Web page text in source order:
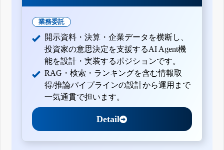
業務委託
開示資料・決算・企業データを横断し、
投資家の意思決定を支援するAI Agent機
能を設計・実装するポジションです。
RAG・検索・ランキングを含む情報取
得/推論パイプラインの設計から運用まで
一気通貫で担います。
Detail